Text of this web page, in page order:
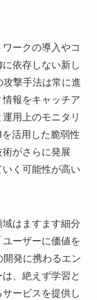
ークの導入やコ
依存しない新し
撃手法は常に進
報をキャッチア
用上のモニタリ
活用した脆弱性
がさらに発展
く可能性が高い
はますます細分
ーザーに価値を
発に携わるエン
、絶えず学習と
ービスを提供し